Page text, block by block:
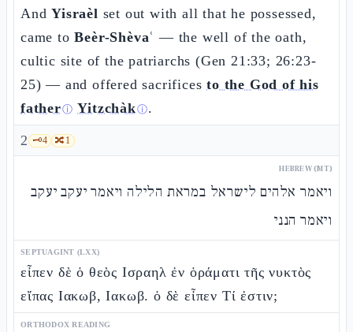
AndYisraèl set out with all that he possessed,
came toBeèr-Shèvaʿ — the well of the oath,
cultic site of the patriarchs (Gen 21:33; 26:23-
25) — and offered sacrificesto the God of his
fatherⓘ Yitzchàkⓘ.
2 🗝️4 🔀1
HEBREW (MT)
ויאמר אלהים לישראל במראת הלילה ויאמר יעקב יעקב
ויאמר הנני
SEPTUAGINT (LXX)
εἶπεν δὲ ὁ θεὸς Ισραηλ ἐν ὁράματι τῆς νυκτὸς
εἴπας Ιακωβ, Ιακωβ. ὁ δὲ εἶπεν Τί ἐστιν;
ORTHODOX READING